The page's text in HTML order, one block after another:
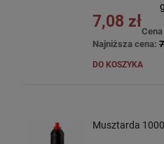
7,08 zł
Najniższa cena:
DO KOSZYKA
Musztarda